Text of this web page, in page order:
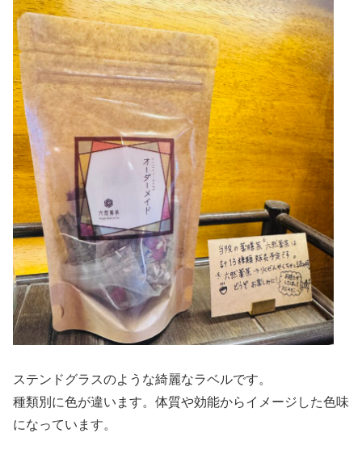
ステンドグラスのような綺麗なラベルです。
種類別に色が違います。体質や効能からイメージした色味
になっています。